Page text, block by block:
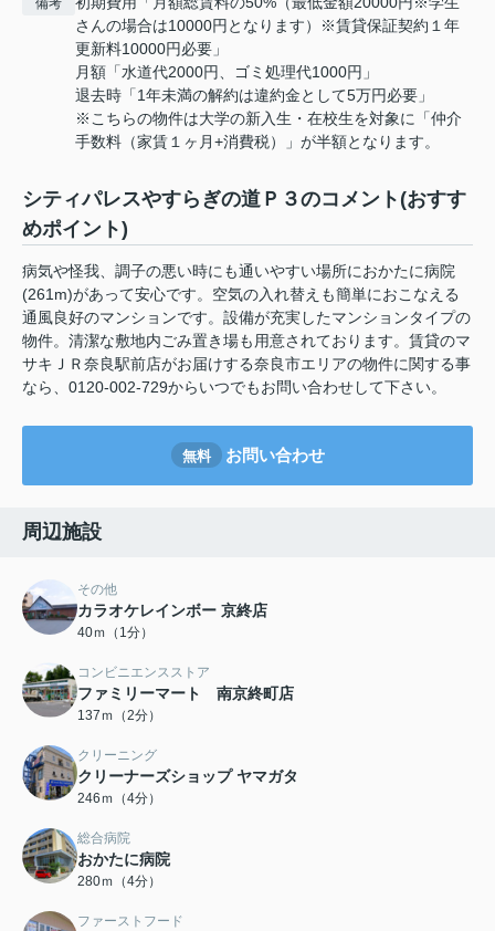
さんの場合は10000円となります）※賃貸保証契約１年
更新料10000円必要」
月額「水道代2000円、ゴミ処理代1000円」
退去時「1年未満の解約は違約金として5万円必要」
※こちらの物件は大学の新入生・在校生を対象に「仲介
手数料（家賃１ヶ月+消費税）」が半額となります。
シティパレスやすらぎの道Ｐ３のコメント(おすす
めポイント)
病気や怪我、調子の悪い時にも通いやすい場所におかたに病院
(261m)があって安心です。空気の入れ替えも簡単におこなえる
通風良好のマンションです。設備が充実したマンションタイプの
物件。清潔な敷地内ごみ置き場も用意されております。賃貸のマ
サキＪＲ奈良駅前店がお届けする奈良市エリアの物件に関する事
なら、0120-002-729からいつでもお問い合わせして下さい。
無料 お問い合わせ
周辺施設
その他
カラオケレインボー 京終店
40ｍ（1分）
コンビニエンスストア
ファミリーマート 南京終町店
137ｍ（2分）
クリーニング
クリーナーズショップ ヤマガタ
246ｍ（4分）
総合病院
おかたに病院
280ｍ（4分）
ファーストフード